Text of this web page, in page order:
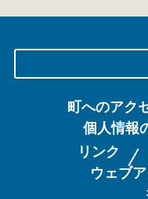
町へのアク
個人情報
リンク
ウェブ